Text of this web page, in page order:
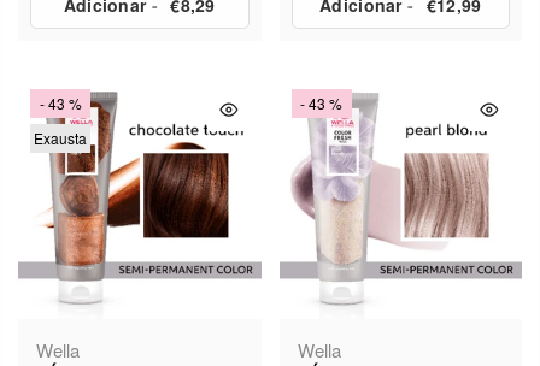
- 43 %
Exausta
Wella
- 43 %
Wella